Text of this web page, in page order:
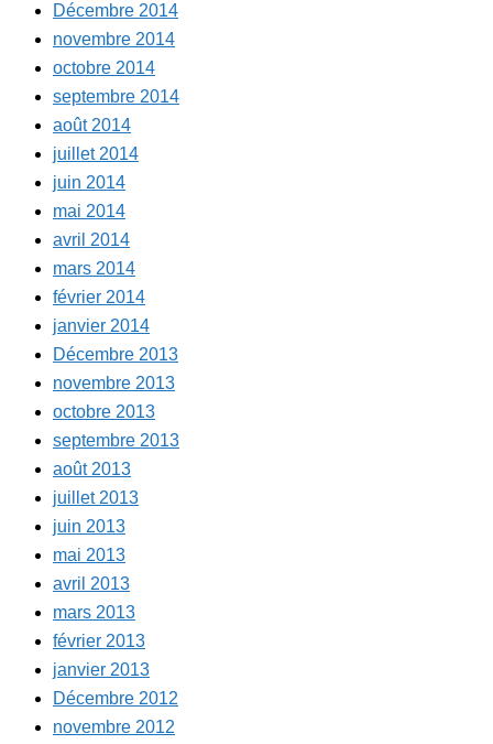
Décembre 2014
novembre 2014
octobre 2014
septembre 2014
août 2014
juillet 2014
juin 2014
mai 2014
avril 2014
mars 2014
février 2014
janvier 2014
Décembre 2013
novembre 2013
octobre 2013
septembre 2013
août 2013
juillet 2013
juin 2013
mai 2013
avril 2013
mars 2013
février 2013
janvier 2013
Décembre 2012
novembre 2012